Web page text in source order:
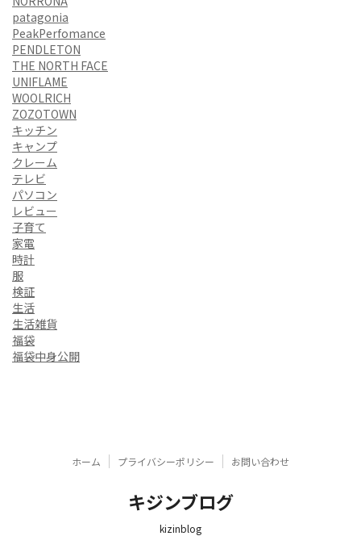
patagonia
PeakPerfomance
PENDLETON
THE NORTH FACE
UNIFLAME
WOOLRICH
ZOZOTOWN
キッチン
キャンプ
クレーム
テレビ
パソコン
レビュー
子育て
家電
時計
服
検証
生活
生活雑貨
福袋
福袋中身公開
ホーム プライバシーポリシー お問い合わせ
キジンブログ
kizinblog